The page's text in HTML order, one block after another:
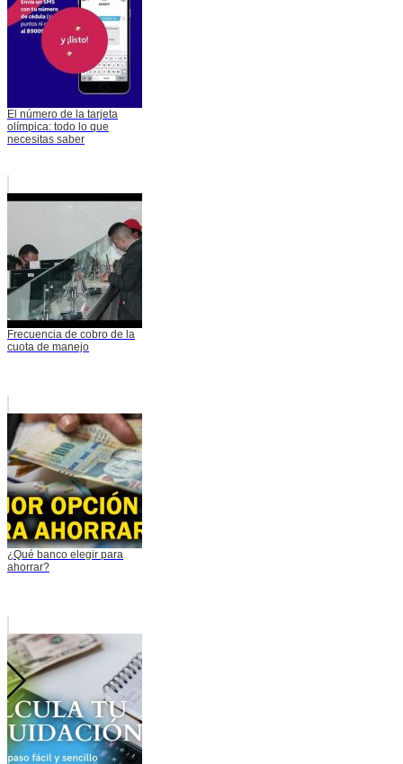
El número de la tarjeta
olímpica: todo lo que
necesitas saber
Frecuencia de cobro de la
cuota de manejo
¿Qué banco elegir para
ahorrar?